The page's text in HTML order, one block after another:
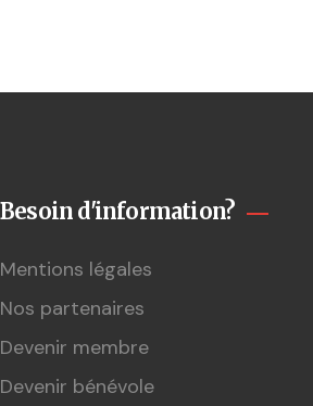
Besoin d'information?
Mentions légales
Nos partenaires
Devenir membre
Devenir bénévole